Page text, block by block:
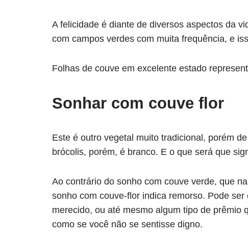
A felicidade é diante de diversos aspectos da
com campos verdes com muita frequência, e
Folhas de couve em excelente estado
Sonhar com couve flor
Este é outro vegetal muito tradicional, porém
brócolis, porém, é branco. E o que será que
Ao contrário do sonho com couve verde, que
sonho com couve-flor indica remorso. Pode
merecido, ou até mesmo algum tipo de prêmio
como se você não se sentisse digno.